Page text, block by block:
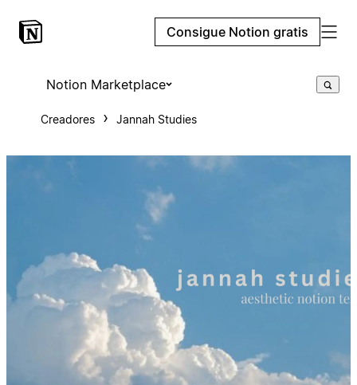
Consigue Notion gratis
Notion Marketplace
Creadores Jannah Studies